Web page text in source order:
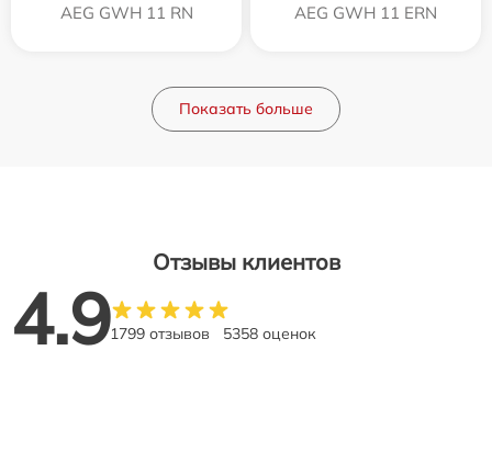
AEG GWH 11 RN AEG GWH 11 ERN
Показать больше
Отзывы клиентов
4.91799 отзывов 5358 оценок